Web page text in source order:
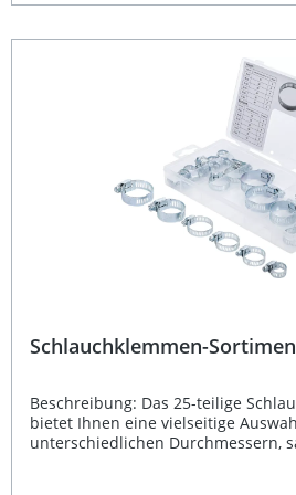
Werkstatt jederzeit schnellen Zugriff
robustem, verzinktem Stahl
Ideal für Öl-, Druckluft- und
Übersichtliche Aufbewahrung und
Aufhängevorrichtung für Werkstatt
Schlauchklemmen Ø 7–9 mm 5 Schlauchklemmen Ø 8–10
Ø 10–12 mm 3
Schlauchklemmen-
Beschreibung: Das 25-teilige
bietet Ihnen eine vielseitige
unterschiedlichen Durchmessern,